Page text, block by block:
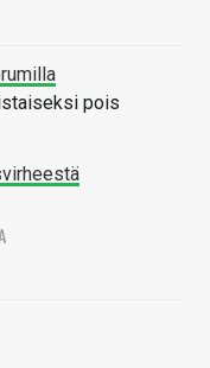
pois